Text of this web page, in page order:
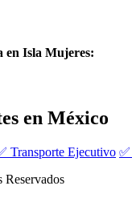
en Isla Mujeres:
en México
Transporte Ejecutivo